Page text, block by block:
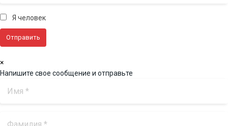
Я человек
×
Напишите свое сообщение и отправьте